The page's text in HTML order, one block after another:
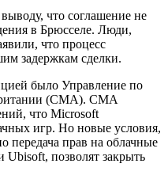
что соглашение не
в Брюсселе. Люди,
что процесс
задержкам сделки.
было Управление по
(CMA). CMA
что Microsoft
игр. Но новые условия,
передача прав на облачные
позволят закрыть